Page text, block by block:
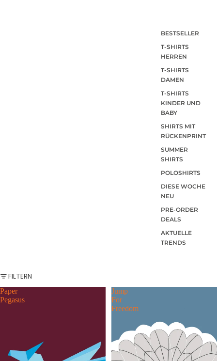
BESTSELLER
T-SHIRTS
HERREN
T-SHIRTS
DAMEN
T-SHIRTS
KINDER UND
BABY
SHIRTS MIT
RÜCKENPRINT
SUMMER
SHIRTS
POLOSHIRTS
DIESE WOCHE
NEU
PRE-ORDER
DEALS
AKTUELLE
TRENDS
FILTERN
Paper
Pegasus
Jump
For
Freedom